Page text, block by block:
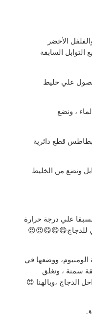
الأخضر
السابقة
علي خليط
، ونضع
قطع دائرية
ونضع من الخليط
علي درجة حرارة
للدجاج😋😋😋😍😍
ووضعها في
سمنة ، ونغلق
الدجاج ،وبالهنا 😍